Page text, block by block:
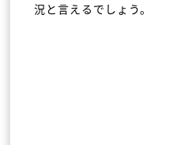
況と言えるでしょう。